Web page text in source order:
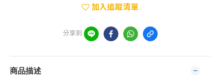
加入追蹤清單
分享到
商品描述